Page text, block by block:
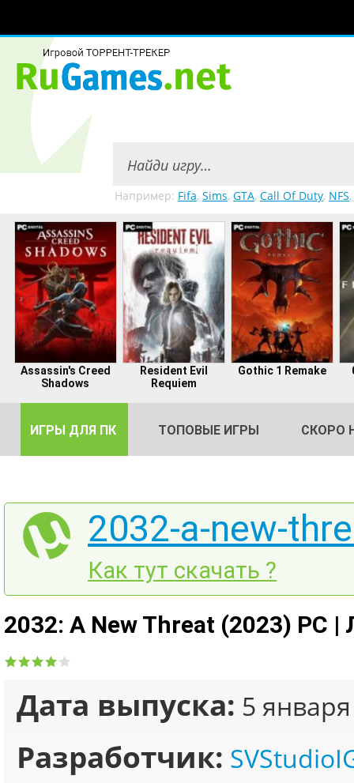
Например: Fifa, Sims, GTA, Call Of Duty, NFS,
Assassin's Creed
Shadows
Resident Evil
Requiem
Gothic 1 Remake
ИГРЫ ДЛЯ ПК ТОПОВЫЕ ИГРЫ СКОРО
2032-a-new-
Как тут скачать ?
2032: A New Threat (2023) PC |
Дата выпуска: 5
Разработчик: